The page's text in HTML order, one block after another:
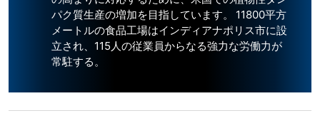
パク質生産の増加を目指しています。
11800平方
メートルの食品工場はインディアナポリス市に設
立され、115人の従業員からなる強力な労働力が
常駐する。